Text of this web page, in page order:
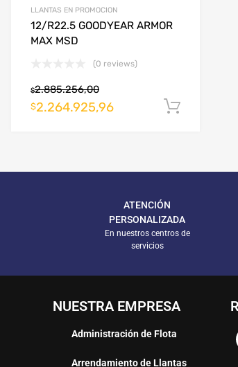
Añadir al carrito
LLANTAS EN PROMOCION
12/R22.5 GOODYEAR ARMOR
MAX MSD
(0 reviews)
$2.885.256,00
$2.264.925,96
ATENCIÓN
PERSONALIZADA
En nuestros centros de
servicios
NUESTRA EMPRESA
Administración de Flota
Arrendamiento de Llantas